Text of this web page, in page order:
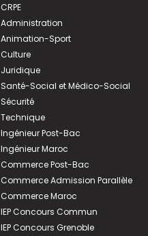
CRPE
Administration
Animation-Sport
Culture
Juridique
Santé-Social et Médico-Social
Sécurité
Technique
Ingénieur Post-Bac
Ingénieur Maroc
Commerce Post-Bac
Commerce Admission Parallèle
Commerce Maroc
IEP Concours Commun
IEP Concours Grenoble